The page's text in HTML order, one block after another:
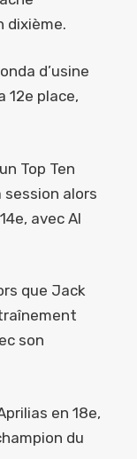
dixième.
d’usine
12e place,
Top Ten
session alors
avec AI
que Jack
son
en 18e,
du